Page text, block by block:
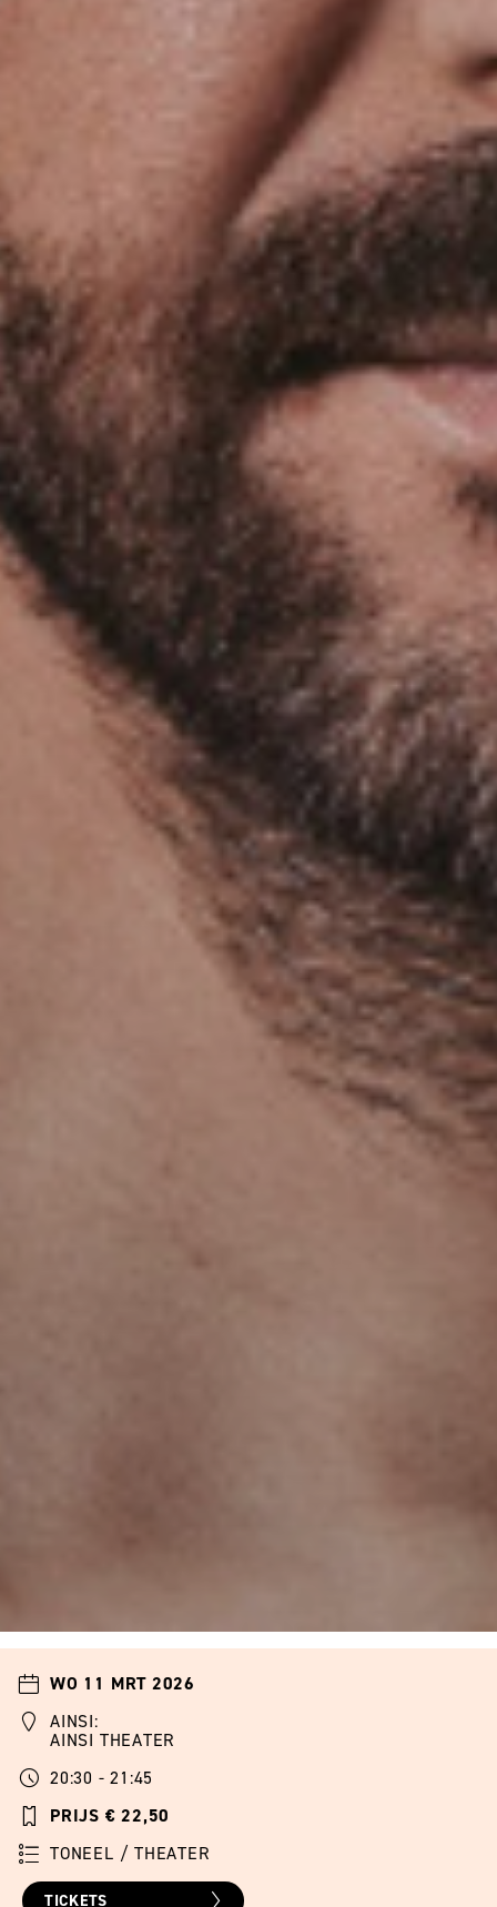
WO 11 MRT 2026
AINSI:
AINSI THEATER
20:30 - 21:45
PRIJS € 22,50
TONEEL / THEATER
TICKETS